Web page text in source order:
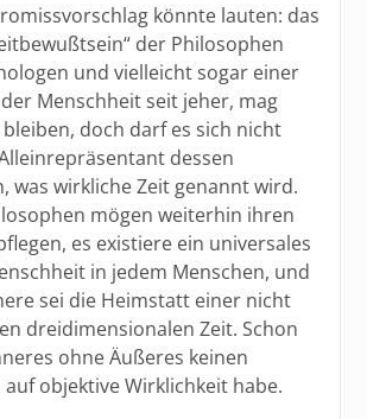
könnte lauten: das
der Philosophen
und vielleicht sogar einer
Menschheit seit jeher, mag
doch darf es sich nicht
dessen
was wirkliche Zeit genannt wird.
mögen weiterhin ihren
es existiere ein universales
in jedem Menschen, und
sei die Heimstatt einer nicht
dreidimensionalen Zeit. Schon
ohne Äußeres keinen
objektive Wirklichkeit habe.